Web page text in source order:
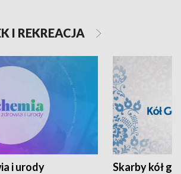
I REKREACJA
i urody Skarby kół